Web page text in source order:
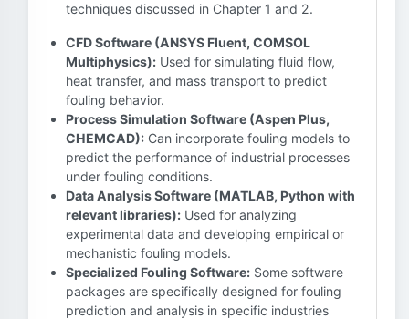
techniques discussed in Chapter 1 and 2.
CFD Software (ANSYS Fluent, COMSOL
Multiphysics): Used for simulating fluid flow,
heat transfer, and mass transport to predict
fouling behavior.
Process Simulation Software (Aspen Plus,
CHEMCAD): Can incorporate fouling models to
predict the performance of industrial processes
under fouling conditions.
Data Analysis Software (MATLAB, Python with
relevant libraries): Used for analyzing
experimental data and developing empirical or
mechanistic fouling models.
Specialized Fouling Software: Some software
packages are specifically designed for fouling
prediction and analysis in specific industries